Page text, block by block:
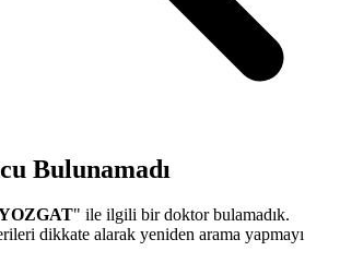
Bulunamadı
" ile ilgili bir doktor bulamadık.
dikkate alarak yeniden arama yapmayı